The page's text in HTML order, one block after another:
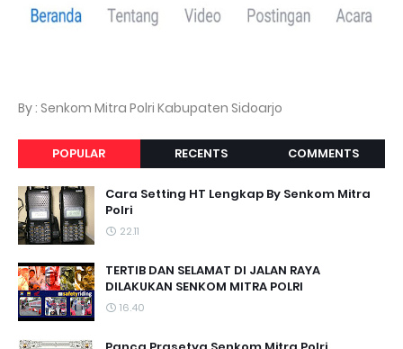
By : Senkom Mitra Polri Kabupaten Sidoarjo
POPULAR RECENTS COMMENTS
Cara Setting HT Lengkap By Senkom Mitra
Polri
22.11
TERTIB DAN SELAMAT DI JALAN RAYA
DILAKUKAN SENKOM MITRA POLRI
16.40